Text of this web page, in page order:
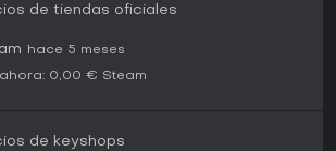
de tiendas oficiales
hace 5 meses
0,00 € Steam
de keyshops